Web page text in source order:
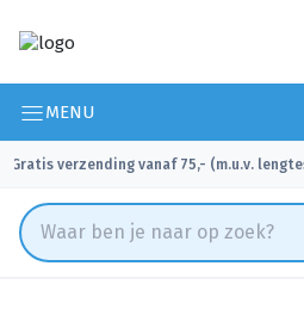
MENU
Gratis verzending vanaf 75,- (m.u.v.